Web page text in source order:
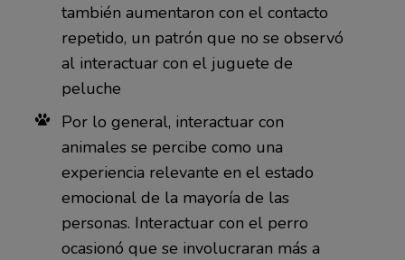
también aumentaron con el contacto
repetido, un patrón que no se observó
al interactuar con el juguete de
peluche
Por lo general, interactuar con
animales se percibe como una
experiencia relevante en el estado
emocional de la mayoría de las
personas. Interactuar con el perro
ocasionó que se involucraran más a